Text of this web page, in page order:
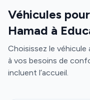
Véhicules
Hamad à
Choisissez le
à vos besoins de
incluent l’accueil.